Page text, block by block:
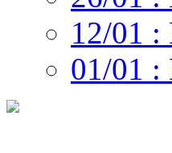
12/01 :
01/01 :